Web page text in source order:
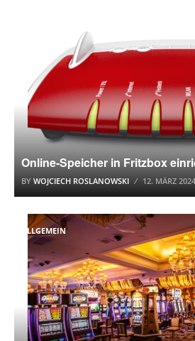
Online-Speicher in Fritzbox
BY WOJCIECH ROSLANOWSKI 12. MÄRZ 2024
ALLGEMEIN